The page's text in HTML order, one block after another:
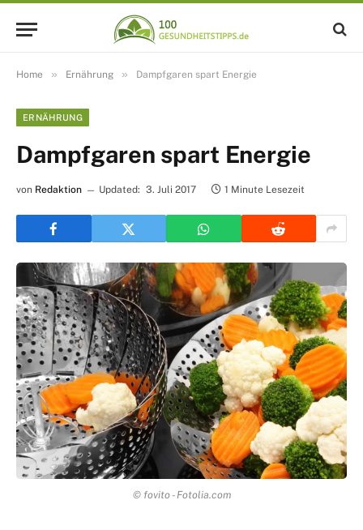
Home » Ernährung » Dampfgaren spart Energie
ERNÄHRUNG
Dampfgaren spart Energie
von Redaktion Updated: 3. Juli 2017 1 Minute Lesezeit
© fovito - Fotolia.com